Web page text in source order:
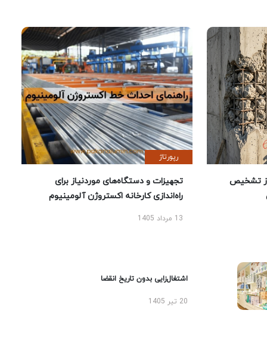
تشخیص
رپورتاژ
تجهیزات و دستگاه‌های موردنیاز برای
راه‌اندازی کارخانه اکستروژن آلومینیوم
13 مرداد 1405
اشتغال‌زایی بدون تاریخ انقضا
20 تیر 1405